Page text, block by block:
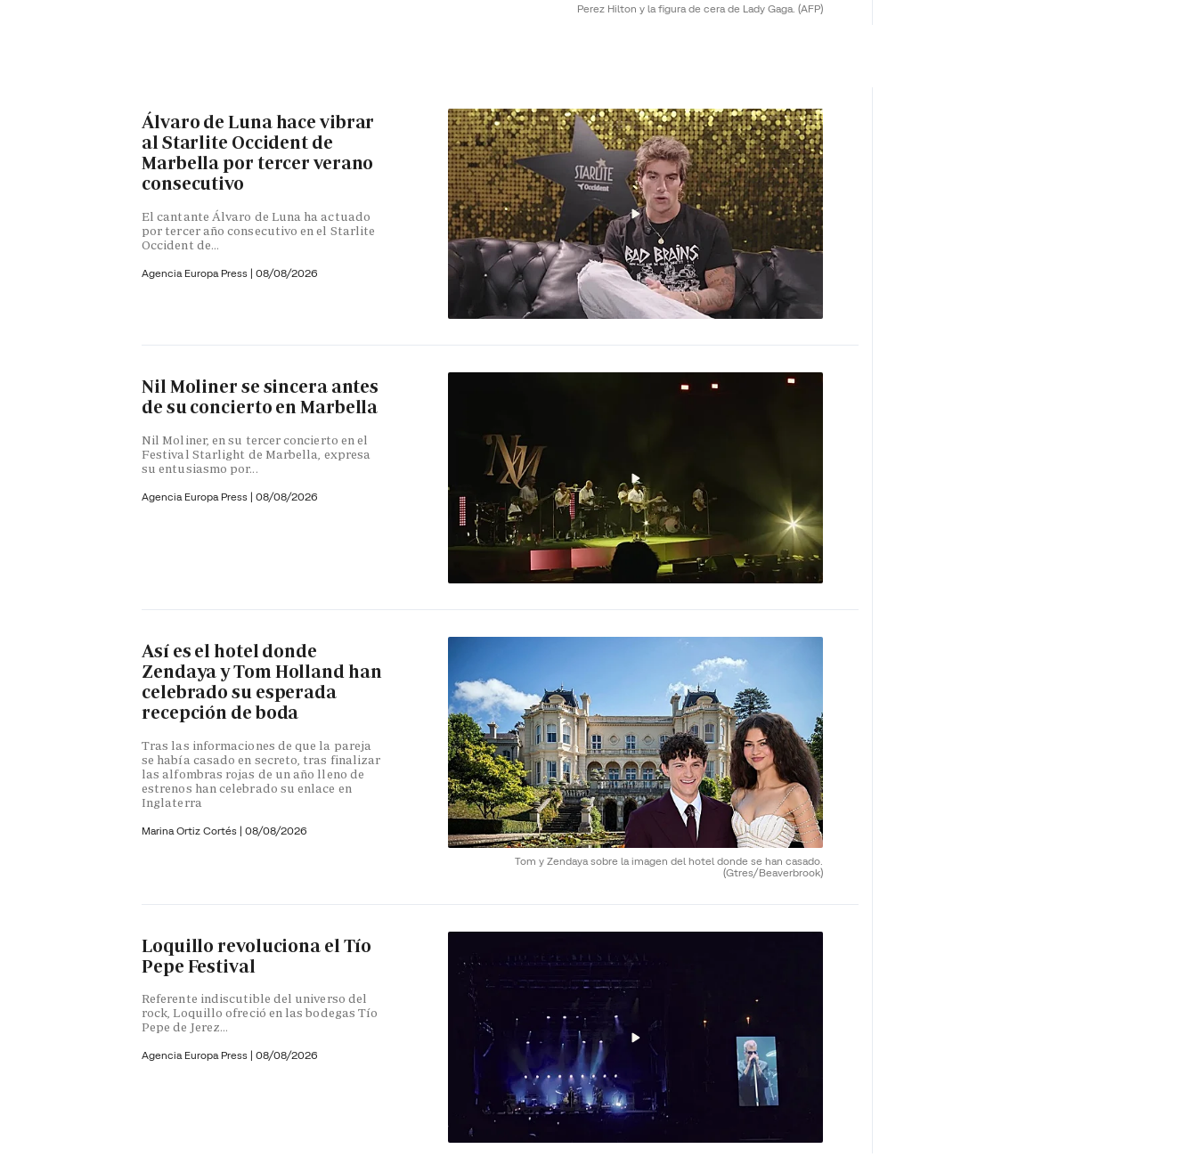
Perez Hilton y la figura de cera de Lady Gaga. (AFP)
Álvaro de Luna hace vibrar
al Starlite Occident de
Marbella por tercer verano
consecutivo
El cantante Álvaro de Luna ha actuado
por tercer año consecutivo en el Starlite
Occident de...
Agencia Europa Press | 08/08/2026
Nil Moliner se sincera antes
de su concierto en Marbella
Nil Moliner, en su tercer concierto en el
Festival Starlight de Marbella, expresa
su entusiasmo por...
Agencia Europa Press | 08/08/2026
Tom y Zendaya sobre la imagen del hotel donde se han casado.
(Gtres/Beaverbrook)
Así es el hotel donde
Zendaya y Tom Holland han
celebrado su esperada
recepción de boda
Tras las informaciones de que la pareja
se había casado en secreto, tras finalizar
las alfombras rojas de un año lleno de
estrenos han celebrado su enlace en
Inglaterra
Marina Ortiz Cortés | 08/08/2026
Loquillo revoluciona el Tío
Pepe Festival
Referente indiscutible del universo del
rock, Loquillo ofreció en las bodegas Tío
Pepe de Jerez...
Agencia Europa Press | 08/08/2026